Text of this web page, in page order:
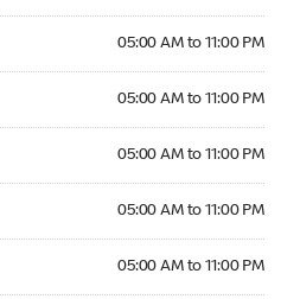
05:00 AM to 11:00 PM
05:00 AM to 11:00 PM
05:00 AM to 11:00 PM
05:00 AM to 11:00 PM
05:00 AM to 11:00 PM